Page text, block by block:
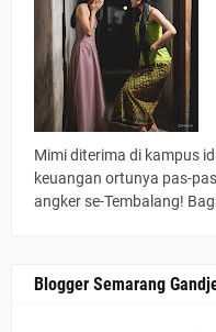
Mimi diterima di kampus
keuangan ortunya pas-
angker se-Tembalang!
Blogger Semarang